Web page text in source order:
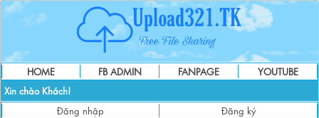
HOME FB ADMIN FANPAGE
YOUTUBE
Xin chào Khách!
Đăng nhập
Đăng ký